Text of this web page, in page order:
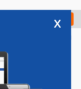
Check in
x